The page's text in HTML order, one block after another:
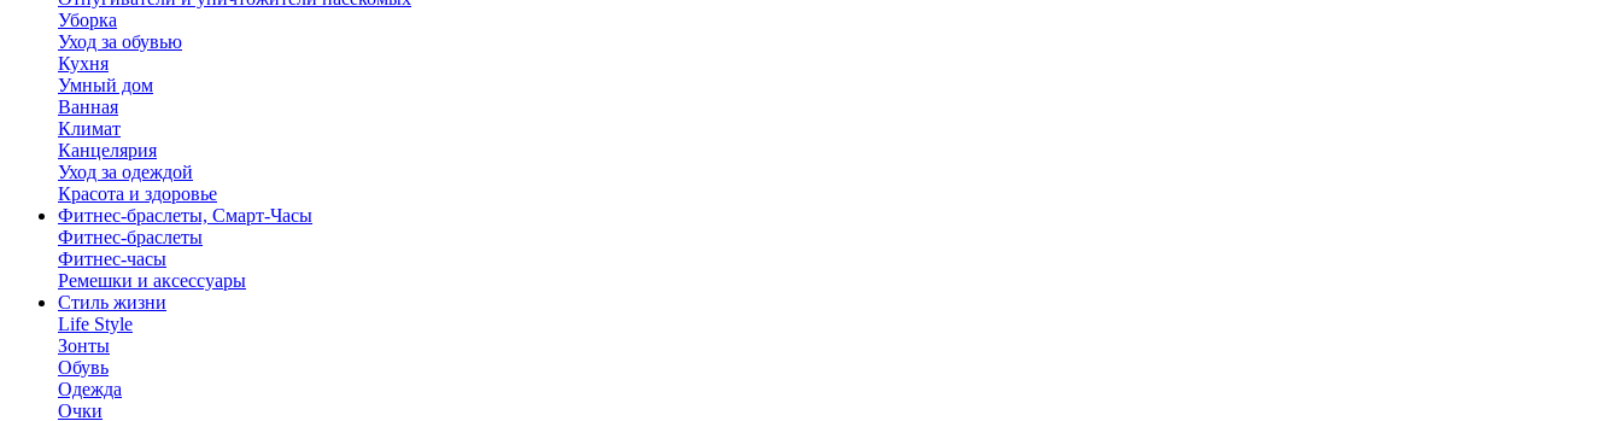
Уборка
Уход за обувью
Кухня
Умный дом
Ванная
Климат
Канцелярия
Уход за одеждой
Красота и здоровье
Фитнес-браслеты, Смарт-Часы
Фитнес-браслеты
Фитнес-часы
Ремешки и аксессуары
Стиль жизни
Life Style
Зонты
Обувь
Одежда
Очки